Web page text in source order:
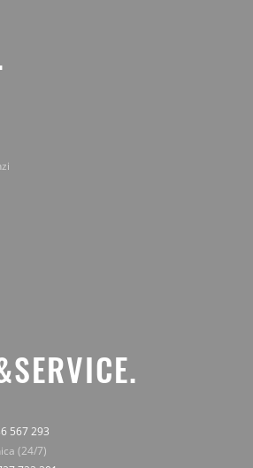
567 293
(24/7)